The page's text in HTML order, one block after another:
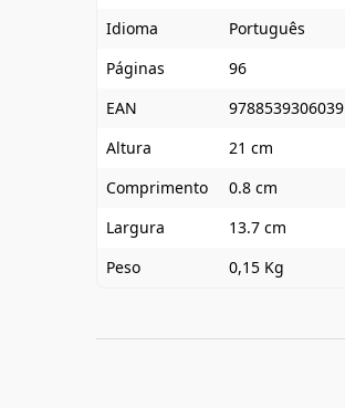
Idioma
Português
Páginas
96
EAN
9788539306039
Altura
21 cm
Comprimento
0.8 cm
Largura
13.7 cm
Peso
0,15 Kg